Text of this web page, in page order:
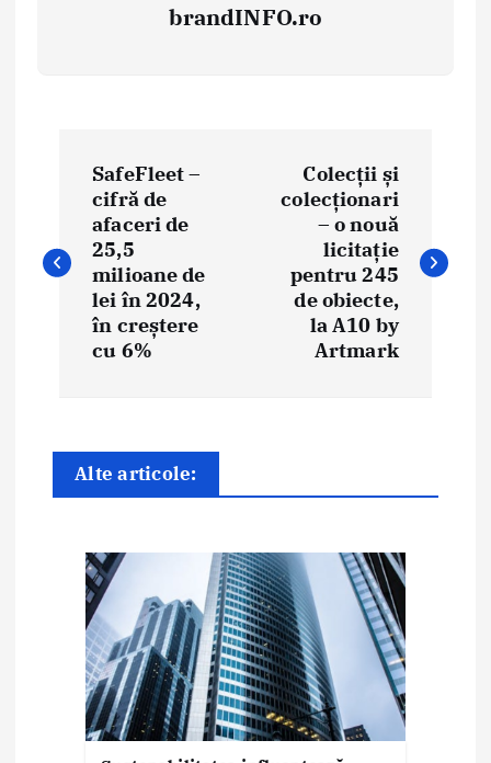
brandINFO.ro
v
i
e
SafeFleet –
cifră de
afaceri de
25,5
milioane de
lei în 2024,
în creștere
cu 6%
Colecții și
colecționari
– o nouă
licitație
pentru 245
de obiecte,
la A10 by
Artmark
Alte articole: